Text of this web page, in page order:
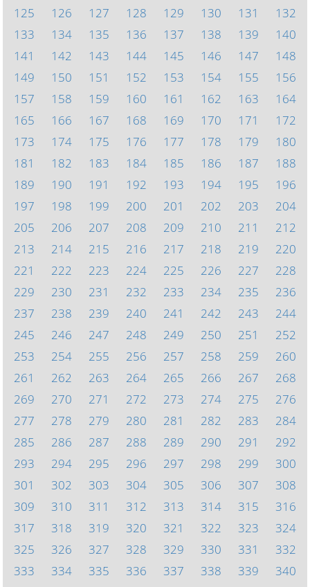
125
126 127 128 129 130 131
132
133
134 135 136 137 138 139
140
141
142 143 144 145 146 147
148
149
150 151 152 153 154 155
156
157
158 159 160 161 162 163
164
165
166 167 168 169 170 171
172
173
174 175 176 177 178 179
180
181
182 183 184 185 186 187
188
189
190 191 192 193 194 195
196
197
198 199 200 201 202 203
204
205
206 207 208 209 210 211
212
213
214 215 216 217 218 219
220
221
222 223 224 225 226 227
228
229
230 231 232 233 234 235
236
237
238 239 240 241 242 243
244
245
246 247 248 249 250 251
252
253
254 255 256 257 258 259
260
261
262 263 264 265 266 267
268
269
270 271 272 273 274 275
276
277
278 279 280 281 282 283
284
285
286 287 288 289 290 291
292
293
294 295 296 297 298 299
300
301
302 303 304 305 306 307
308
309
310 311 312 313 314 315
316
317
318 319 320 321 322 323
324
325
326 327 328 329 330 331
332
333
334 335 336 337 338 339
340